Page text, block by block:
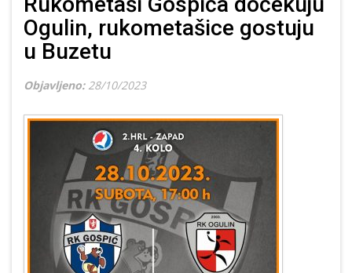
Ogulin, rukometašice gostuju
u Buzetu
Objavljeno: 28/10/2023